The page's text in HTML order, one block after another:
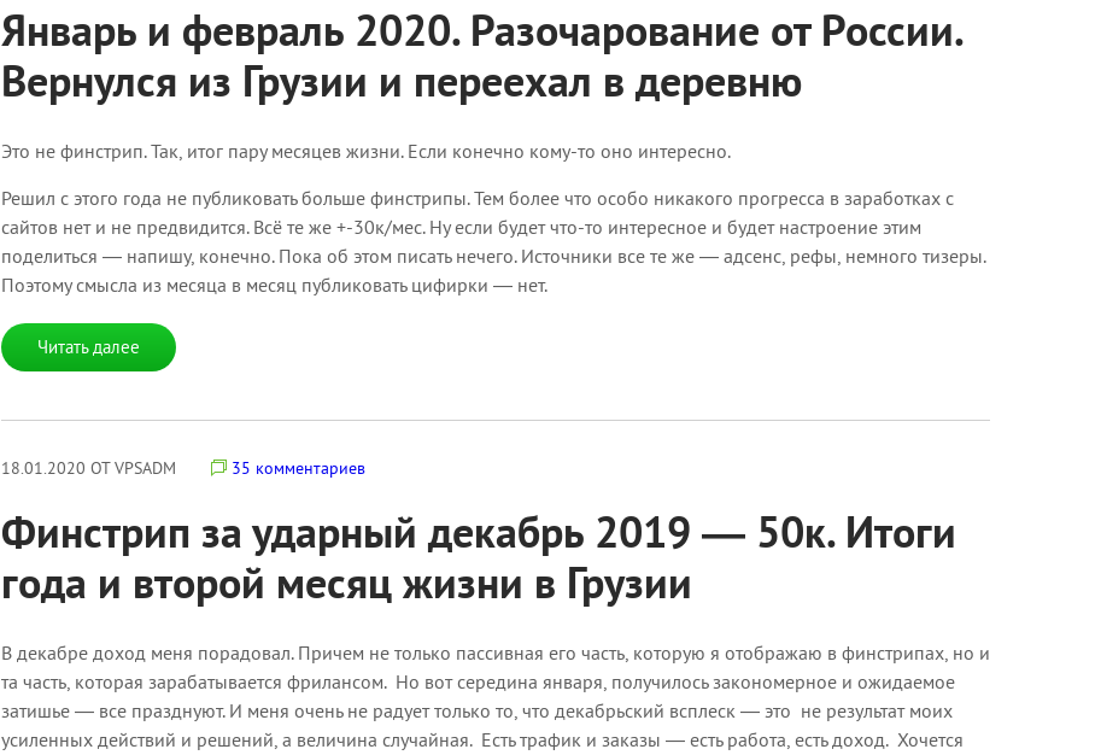
Январь и февраль 2020. Разочарование от России.
Вернулся из Грузии и переехал в деревню
Это не финстрип. Так, итог пару месяцев жизни. Если конечно кому-то оно интересно.
Решил с этого года не публиковать больше финстрипы. Тем более что особо никакого прогресса в заработках с
сайтов нет и не предвидится. Всё те же +-30к/мес. Ну если будет что-то интересное и будет настроение этим
поделиться — напишу, конечно. Пока об этом писать нечего. Источники все те же — адсенс, рефы, немного тизеры.
Поэтому смысла из месяца в месяц публиковать цифирки — нет.
Читать далее
18.01.2020 ОТ VPSADM 35 комментариев
Финстрип за ударный декабрь 2019 — 50к. Итоги
года и второй месяц жизни в Грузии
В декабре доход меня порадовал. Причем не только пассивная его часть, которую я отображаю в финстрипах, но и
та часть, которая зарабатывается фрилансом. Но вот середина января, получилось закономерное и ожидаемое
затишье — все празднуют. И меня очень не радует только то, что декабрьский всплеск — это не результат моих
усиленных действий и решений, а величина случайная. Есть трафик и заказы — есть работа, есть доход. Хочется